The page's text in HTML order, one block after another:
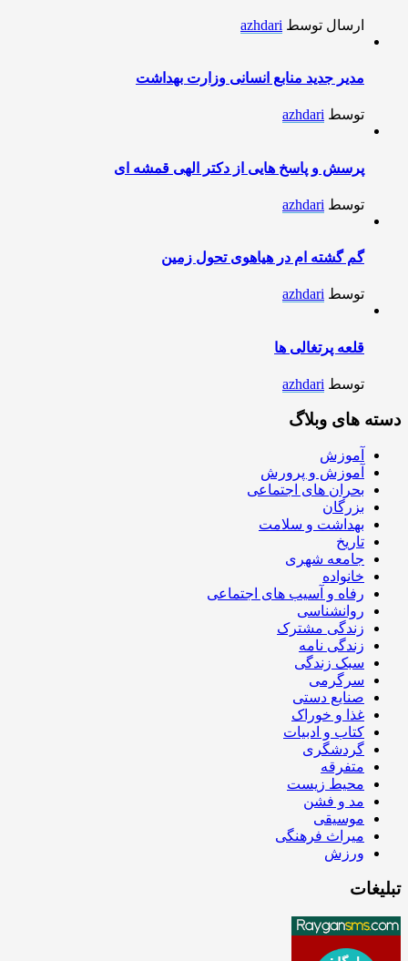
ارسال توسط azhdari
مدیر جدید منابع انسانی وزارت بهداشت
توسط azhdari
پرسش و پاسخ هایی از دکتر الهی قمشه ای
توسط azhdari
گم گشته ام در هیاهوی تحول زمین
توسط azhdari
قلعه پرتغالی ها
توسط azhdari
دسته های وبلاگ
آموزش
آموزش و پرورش
بحران های اجتماعی
بزرگان
بهداشت و سلامت
تاریخ
جامعه شهری
خانواده
رفاه و آسیب های اجتماعی
روانشناسی
زندگی مشترک
زندگی نامه
سبک زندگی
سرگرمی
صنایع دستی
غذا و خوراک
کتاب و ادبیات
گردشگری
متفرقه
محیط زیست
مد و فشن
موسیقی
میراث فرهنگی
ورزش
تبلیغات